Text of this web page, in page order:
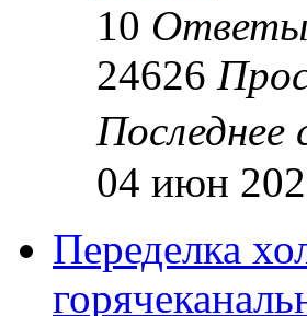
10 Ответы
24626
04 июн
Переделка